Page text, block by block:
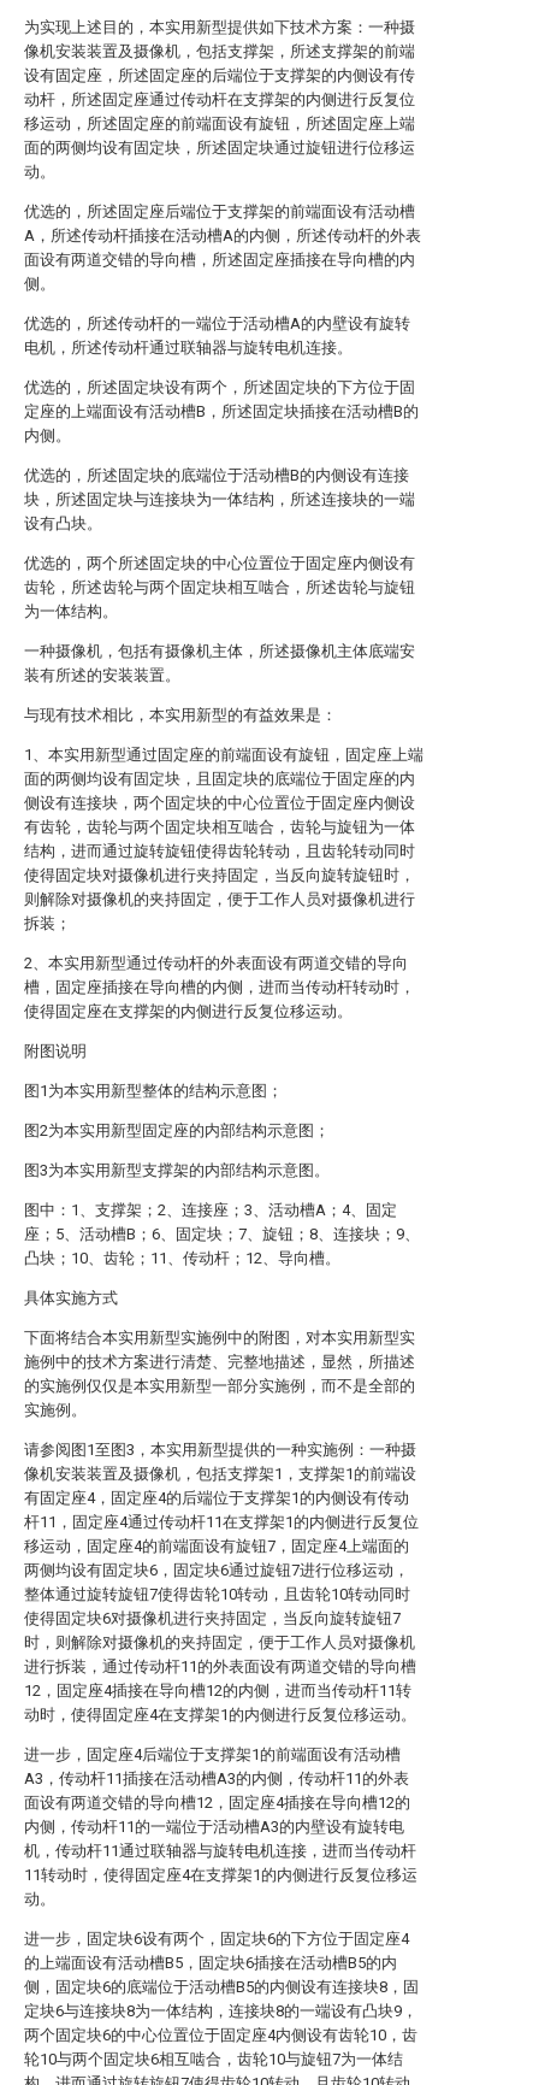
为实现上述目的，本实用新型提供如下技术方案：一种摄
像机安装装置及摄像机，包括支撑架，所述支撑架的前端
设有固定座，所述固定座的后端位于支撑架的内侧设有传
动杆，所述固定座通过传动杆在支撑架的内侧进行反复位
移运动，所述固定座的前端面设有旋钮，所述固定座上端
面的两侧均设有固定块，所述固定块通过旋钮进行位移运
动。
优选的，所述固定座后端位于支撑架的前端面设有活动槽
A，所述传动杆插接在活动槽A的内侧，所述传动杆的外表
面设有两道交错的导向槽，所述固定座插接在导向槽的内
侧。
优选的，所述传动杆的一端位于活动槽A的内壁设有旋转
电机，所述传动杆通过联轴器与旋转电机连接。
优选的，所述固定块设有两个，所述固定块的下方位于固
定座的上端面设有活动槽B，所述固定块插接在活动槽B的
内侧。
优选的，所述固定块的底端位于活动槽B的内侧设有连接
块，所述固定块与连接块为一体结构，所述连接块的一端
设有凸块。
优选的，两个所述固定块的中心位置位于固定座内侧设有
齿轮，所述齿轮与两个固定块相互啮合，所述齿轮与旋钮
为一体结构。
一种摄像机，包括有摄像机主体，所述摄像机主体底端安
装有所述的安装装置。
与现有技术相比，本实用新型的有益效果是：
1、本实用新型通过固定座的前端面设有旋钮，固定座上端
面的两侧均设有固定块，且固定块的底端位于固定座的内
侧设有连接块，两个固定块的中心位置位于固定座内侧设
有齿轮，齿轮与两个固定块相互啮合，齿轮与旋钮为一体
结构，进而通过旋转旋钮使得齿轮转动，且齿轮转动同时
使得固定块对摄像机进行夹持固定，当反向旋转旋钮时，
则解除对摄像机的夹持固定，便于工作人员对摄像机进行
拆装；
2、本实用新型通过传动杆的外表面设有两道交错的导向
槽，固定座插接在导向槽的内侧，进而当传动杆转动时，
使得固定座在支撑架的内侧进行反复位移运动。
附图说明
图1为本实用新型整体的结构示意图；
图2为本实用新型固定座的内部结构示意图；
图3为本实用新型支撑架的内部结构示意图。
图中：1、支撑架；2、连接座；3、活动槽A；4、固定
座；5、活动槽B；6、固定块；7、旋钮；8、连接块；9、
凸块；10、齿轮；11、传动杆；12、导向槽。
具体实施方式
下面将结合本实用新型实施例中的附图，对本实用新型实
施例中的技术方案进行清楚、完整地描述，显然，所描述
的实施例仅仅是本实用新型一部分实施例，而不是全部的
实施例。
请参阅图1至图3，本实用新型提供的一种实施例：一种摄
像机安装装置及摄像机，包括支撑架1，支撑架1的前端设
有固定座4，固定座4的后端位于支撑架1的内侧设有传动
杆11，固定座4通过传动杆11在支撑架1的内侧进行反复位
移运动，固定座4的前端面设有旋钮7，固定座4上端面的
两侧均设有固定块6，固定块6通过旋钮7进行位移运动，
整体通过旋转旋钮7使得齿轮10转动，且齿轮10转动同时
使得固定块6对摄像机进行夹持固定，当反向旋转旋钮7
时，则解除对摄像机的夹持固定，便于工作人员对摄像机
进行拆装，通过传动杆11的外表面设有两道交错的导向槽
12，固定座4插接在导向槽12的内侧，进而当传动杆11转
动时，使得固定座4在支撑架1的内侧进行反复位移运动。
进一步，固定座4后端位于支撑架1的前端面设有活动槽
A3，传动杆11插接在活动槽A3的内侧，传动杆11的外表
面设有两道交错的导向槽12，固定座4插接在导向槽12的
内侧，传动杆11的一端位于活动槽A3的内壁设有旋转电
机，传动杆11通过联轴器与旋转电机连接，进而当传动杆
11转动时，使得固定座4在支撑架1的内侧进行反复位移运
动。
进一步，固定块6设有两个，固定块6的下方位于固定座4
的上端面设有活动槽B5，固定块6插接在活动槽B5的内
侧，固定块6的底端位于活动槽B5的内侧设有连接块8，固
定块6与连接块8为一体结构，连接块8的一端设有凸块9，
两个固定块6的中心位置位于固定座4内侧设有齿轮10，齿
轮10与两个固定块6相互啮合，齿轮10与旋钮7为一体结